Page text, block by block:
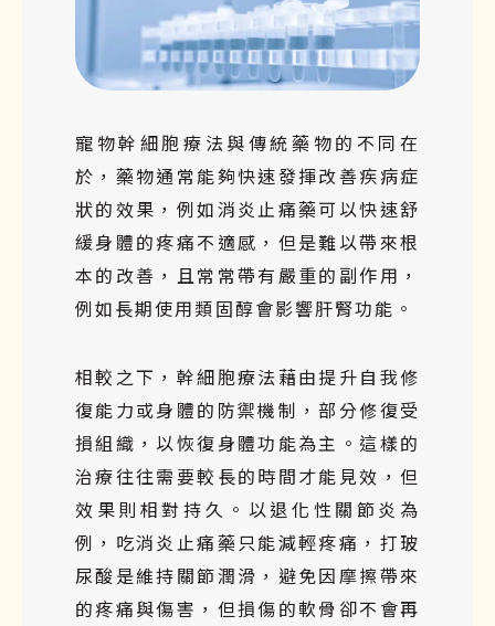
寵物幹細胞療法與傳統藥物的不同在
於，藥物通常能夠快速發揮改善疾病症
狀的效果，例如消炎止痛藥可以快速舒
緩身體的疼痛不適感，但是難以帶來根
本的改善，且常常帶有嚴重的副作用，
例如長期使用類固醇會影響肝腎功能。
相較之下，幹細胞療法藉由提升自我修
復能力或身體的防禦機制，部分修復受
損組織，以恢復身體功能為主。這樣的
治療往往需要較長的時間才能見效，但
效果則相對持久。以退化性關節炎為
例，吃消炎止痛藥只能減輕疼痛，打玻
尿酸是維持關節潤滑，避免因摩擦帶來
的疼痛與傷害，但損傷的軟骨卻不會再